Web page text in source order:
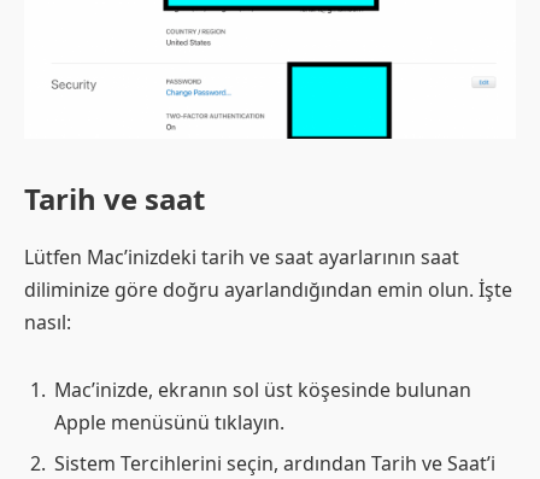
Tarih ve saat
Lütfen Mac’inizdeki tarih ve saat ayarlarının saat
diliminize göre doğru ayarlandığından emin olun. İşte
nasıl:
Mac’inizde, ekranın sol üst köşesinde bulunan
Apple menüsünü tıklayın.
Sistem Tercihlerini seçin, ardından Tarih ve Saat’i